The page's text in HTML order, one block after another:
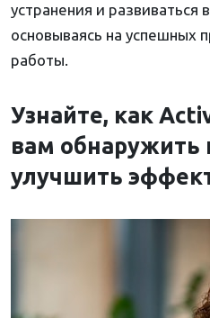
устранения и развиваться
основываясь на успешных
работы.
Узнайте, как
вам
улучшить